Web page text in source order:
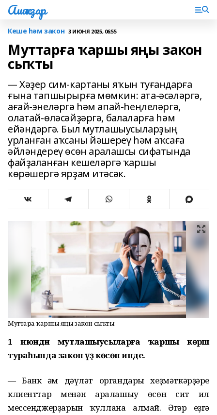
Ашҡаҙар
Кеше һәм закон 3 ИЮНЯ 2025, 06:55
Муттарға ҡаршы яңы закон
сыҡты
— Хәҙер сим-картаны яҡын туғандарға
ғына тапшырырға мөмкин: ата-әсәләргә,
ағай-энеләргә һәм апай-һеңлеләргә,
олатай-өләсәйҙәргә, балаларға һәм
ейәндәргә. Был мутлашыусыларҙың
урланған аҡсаны йәшереү һәм аҡсаға
әйләндереү өсөн аралашсы сифатында
файҙаланған кешеләргә ҡаршы
көрәшергә ярҙам итәсәк.
Муттарға ҡаршы яңы закон сыҡты
1 июндән мутлашыусыларға ҡаршы көрәш
тураһында закон үҙ көсөнә инде.
— Банк һәм дәүләт органдары хеҙмәткәрҙәре
клиенттар менән аралашыу өсөн сит ил
мессенджерҙарын ҡуллана алмай. Әгәр һеҙгә